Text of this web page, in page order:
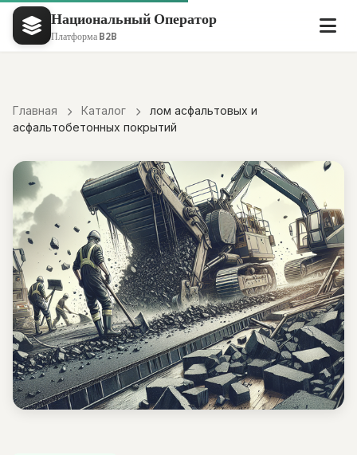
Национальный Оператор
Платформа B2B
Главная Каталог
лом асфальтовых и
асфальтобетонных покрытий